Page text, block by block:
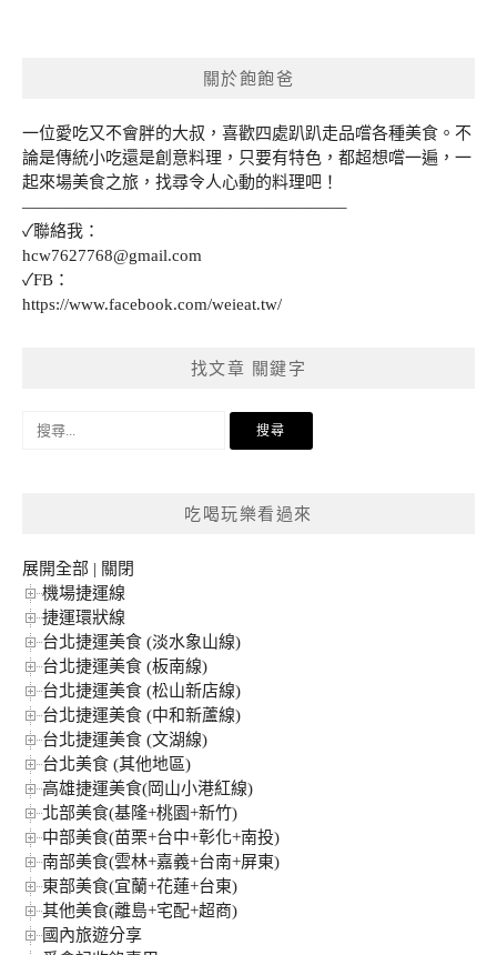
關於飽飽爸
一位愛吃又不會胖的大叔，喜歡四處趴趴走品嚐各種美食。不
論是傳統小吃還是創意料理，只要有特色，都超想嚐一遍，一
起來場美食之旅，找尋令人心動的料理吧！
———————————————————–
✓聯絡我：
hcw7627768@gmail.com
✓FB：
https://www.facebook.com/weieat.tw/
找文章 關鍵字
搜
吃喝玩樂看過來
展開全部 | 關閉
機場捷運線
捷運環狀線
台北捷運美食 (淡水象山線)
台北捷運美食 (板南線)
台北捷運美食 (松山新店線)
台北捷運美食 (中和新蘆線)
台北捷運美食 (文湖線)
台北美食 (其他地區)
高雄捷運美食(岡山小港紅線)
北部美食(基隆+桃園+新竹)
中部美食(苗栗+台中+彰化+南投)
南部美食(雲林+嘉義+台南+屏東)
東部美食(宜蘭+花蓮+台東)
其他美食(離島+宅配+超商)
國內旅遊分享